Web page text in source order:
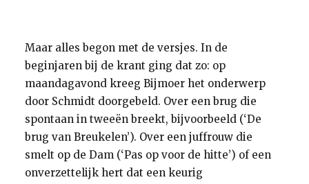
Maar alles begon met de versjes. In de
beginjaren bij de krant ging dat zo: op
maandagavond kreeg Bijmoer het onderwerp
door Schmidt doorgebeld. Over een brug die
spontaan in tweeën breekt, bijvoorbeeld (‘De
brug van Breukelen’). Over een juffrouw die
smelt op de Dam (‘Pas op voor de hitte’) of een
onverzettelijk hert dat een keurig